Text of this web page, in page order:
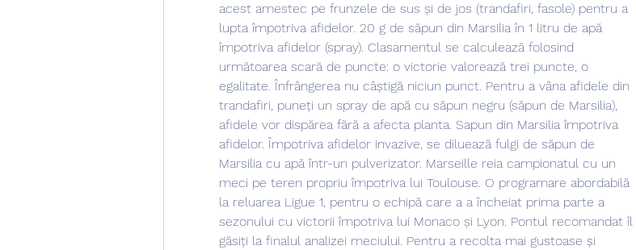
acest amestec pe frunzele de sus și de jos (trandafiri, fasole) pentru a
lupta împotriva afidelor. 20 g de săpun din Marsilia în 1 litru de apă
împotriva afidelor (spray). Clasamentul se calculează folosind
următoarea scară de puncte: o victorie valorează trei puncte, o
egalitate. Înfrângerea nu câștigă niciun punct. Pentru a vâna afidele din
trandafiri, puneți un spray de apă cu săpun negru (săpun de Marsilia),
afidele vor dispărea fără a afecta planta. Sapun din Marsilia împotriva
afidelor. Împotriva afidelor invazive, se diluează fulgi de săpun de
Marsilia cu apă într-un pulverizator. Marseille reia campionatul cu un
meci pe teren propriu împotriva lui Toulouse. O programare abordabilă
la reluarea Ligue 1, pentru o echipă care a a încheiat prima parte a
sezonului cu victorii împotriva lui Monaco și Lyon. Pontul recomandat îl
găsiți la finalul analizei meciului. Pentru a recolta mai gustoase și